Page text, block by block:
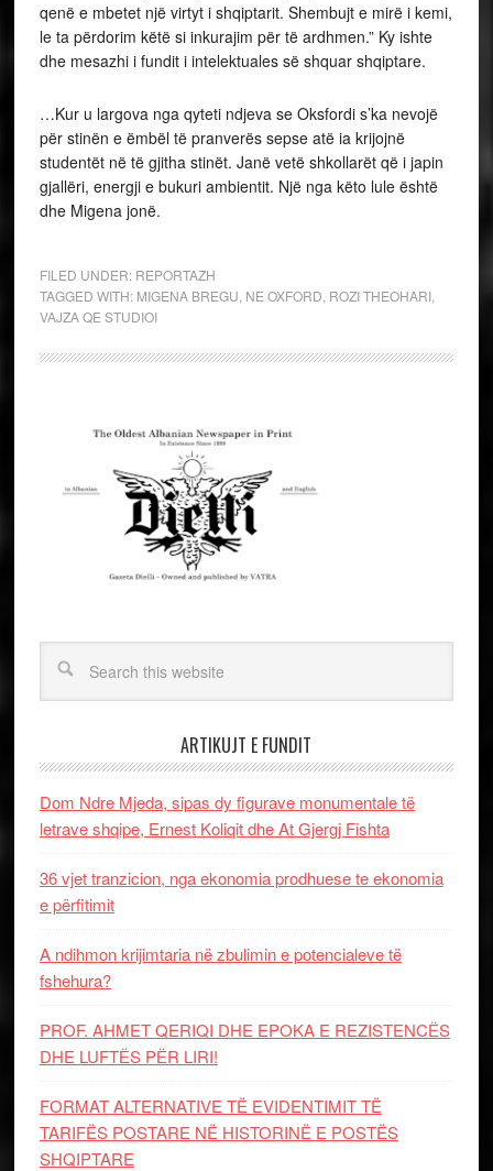
qenë e mbetet një virtyt i shqiptarit. Shembujt e mirë i kemi,
le ta përdorim këtë si inkurajim për të ardhmen.” Ky ishte
dhe mesazhi i fundit i intelektuales së shquar shqiptare.
…Kur u largova nga qyteti ndjeva se Oksfordi s’ka nevojë
për stinën e ëmbël të pranverës sepse atë ia krijojnë
studentët në të gjitha stinët. Janë vetë shkollarët që i japin
gjallëri, energji e bukuri ambientit. Një nga këto lule është
dhe Migena jonë.
FILED UNDER: REPORTAZH
TAGGED WITH: MIGENA BREGU NE OXFORD ROZI THEOHARI,
VAJZA QE STUDIOI
ARTIKUJT E FUNDIT
Dom Ndre Mjeda, sipas dy figurave monumentale të
letrave shqipe, Ernest Koliqit dhe At Gjergj Fishta
36 vjet tranzicion, nga ekonomia prodhuese te ekonomia
e përfitimit
A ndihmon krijimtaria në zbulimin e potencialeve të
fshehura?
PROF. AHMET QERIQI DHE EPOKA E REZISTENCЁS
DHE LUFTЁS PЁR LIRI!
FORMAT ALTERNATIVE TË EVIDENTIMIT TË
TARIFËS POSTARE NË HISTORINË E POSTËS
SHQIPTARE